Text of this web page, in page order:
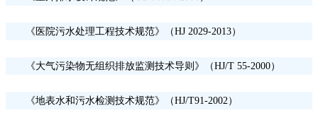
《医院污水处理工程技术规范》（HJ 2029-2013）
《大气污染物无组织排放监测技术导则》（HJ/T 55-2000）
《地表水和污水检测技术规范》（HJ/T91-2002）